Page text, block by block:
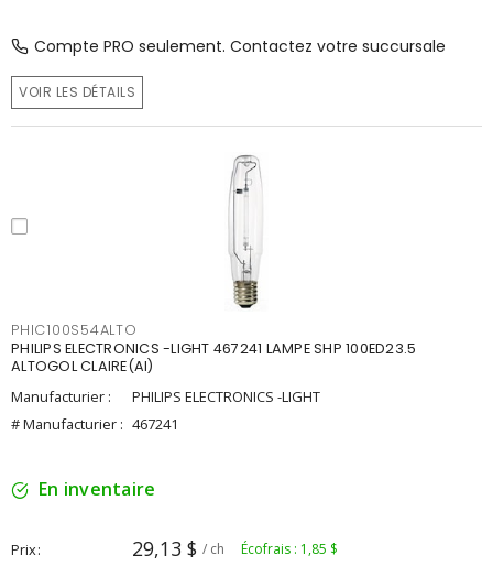
Compte PRO seulement. Contactez votre succursale
VOIR LES DÉTAILS
PHIC100S54ALTO
PHILIPS ELECTRONICS -LIGHT 467241 LAMPE SHP 100ED23.5
ALTOGOL CLAIRE(AI)
Manufacturier :
PHILIPS ELECTRONICS -LIGHT
# Manufacturier : 467241
En inventaire
Prix 29,13 $ / ch Écofrais : 1,85 $